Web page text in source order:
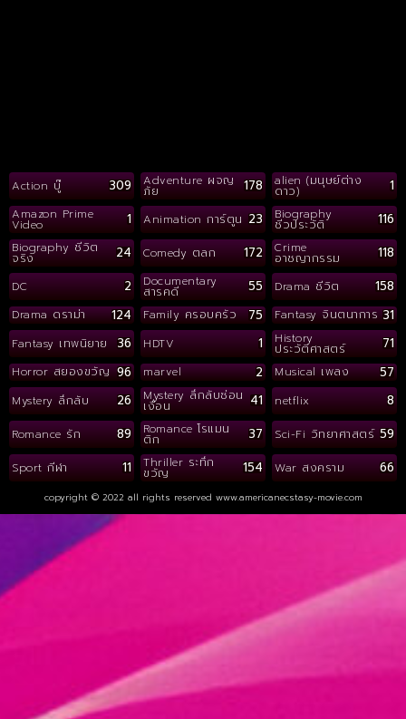
Action บู๊ 309 Adventure ผจญ
ภัย 178 alien (มนุษย์ต่าง
ดาว) 1
Amazon Prime
Video 1 Animation การ์ตูน 23 Biography
ชีวประวัติ 116
Biography ชีวิต
จริง 24 Comedy ตลก 172 Crime
อาชญากรรม 118
DC 2 Documentary
สารคดี 55 Drama ชีวิต 158
Drama ดราม่า 124 Family ครอบครัว 75 Fantasy จินตนาการ 31
Fantasy เทพนิยาย 36 HDTV 1 History
ประวัติศาสตร์ 71
Horror สยองขวัญ 96 marvel 2 Musical เพลง 57
Mystery ลึกลับ 26 Mystery ลึกลับซ่อน
เงื่อน 41 netflix 8
Romance รัก 89 Romance โรแมน
ติก 37 Sci-Fi วิทยาศาสตร์ 59
Sport กีฬา 11 Thriller ระทึก
ขวัญ 154 War สงคราม 66
copyright © 2022 all rights reserved www.americanecstasy-movie.com